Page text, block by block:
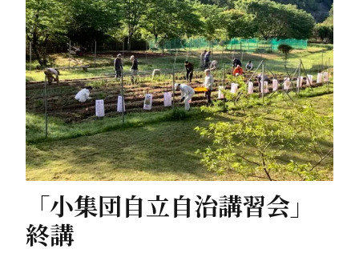
「小集団自立自治講習会」
終講